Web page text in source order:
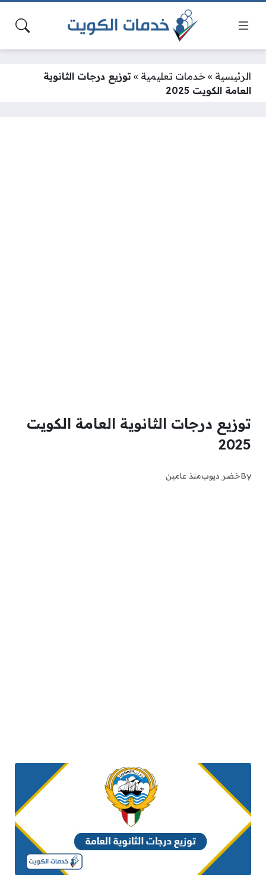
الرئيسية » خدمات تعليمية » توزيع درجات الثانوية
العامة الكويت 2025
توزيع درجات الثانوية العامة الكويت
2025
Byخضر ديوبمنذ عامين